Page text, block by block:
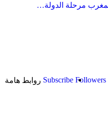
Followers
Subscribe روابط هامة